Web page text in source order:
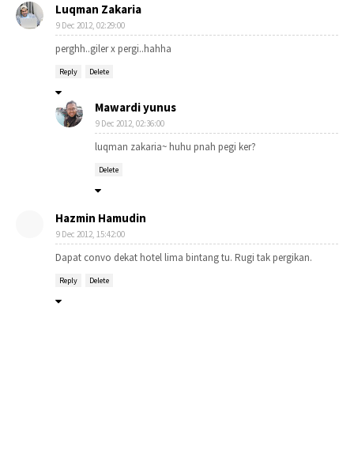
Luqman Zakaria
9 Dec 2012, 02:29:00
perghh..giler x pergi..hahha
Reply Delete
Mawardi yunus
9 Dec 2012, 02:36:00
luqman zakaria~ huhu pnah pegi ker?
Delete
Hazmin Hamudin
9 Dec 2012, 15:42:00
Dapat convo dekat hotel lima bintang tu. Rugi tak pergikan.
Reply Delete